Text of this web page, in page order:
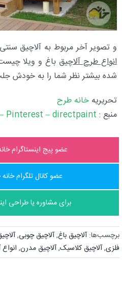
و تصویر آخر مربوط به آلاچیق
انواع طرح آلاچیق باغ و ویلا
شده بیشتر نظر شما را به خودش
تحریریه خانه طرح
منبع :
عضو پیج اینستاگرام
عضو کانال تلگرام
برای مشاوره یا طراحی
برچسب‌ها:آلاچیق باغ,آلاچیق چوبی,
فلزی,آلاچیق کلاسیک,آلاچیق مدرن,